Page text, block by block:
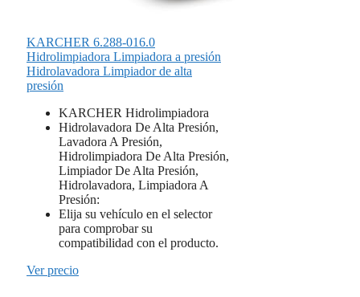
KARCHER 6.288-016.0
Hidrolimpiadora Limpiadora a presión
Hidrolavadora Limpiador de alta
presión
KARCHER Hidrolimpiadora
Hidrolavadora De Alta Presión,
Lavadora A Presión,
Hidrolimpiadora De Alta Presión,
Limpiador De Alta Presión,
Hidrolavadora, Limpiadora A
Presión:
Elija su vehículo en el selector
para comprobar su
compatibilidad con el producto.
Ver precio